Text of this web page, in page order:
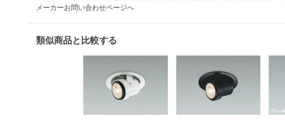
メーカーお問い合わせページへ
類似商品と比較する